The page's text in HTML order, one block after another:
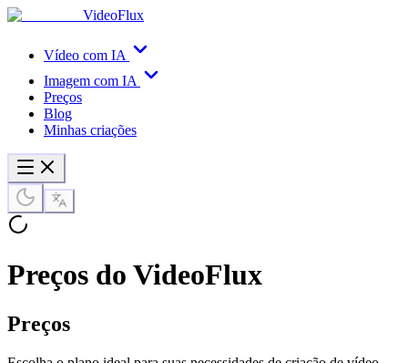
VideoFlux
Vídeo com IA
Imagem com IA
Preços
Blog
Minhas criações
Preços do VideoFlux
Preços